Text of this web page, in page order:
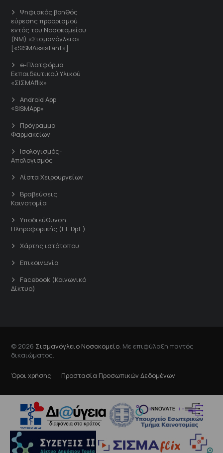
Ψηφιακός βοηθός
εύρεσης προορισμού
εντός του Νοσοκομείου
(ΝΜ) «Σισμανόγλειο»
[«SISMAssistant»]
e-Πλατφόρμα
Εκπαιδευτικού Υλικού
«ΣΙΣΜΑflix»
Android App
«SISMApp»
Πρόγραμμα
Φαρμακείων
Ισολογισμός-
Απολογισμός
Λίστα Χειρουργείων
Βραβεύσεις
Καινοτομία
Υποδιεύθυνση
Πληροφορικής (I.T. Dpt.)
Χάρτης ιστότοπου
Επικοινωνία
Facebook (Κοινωνικό
Δίκτυο)
© 2026 Σισμανόγλειο Νοσοκομείο . Με επιφύλαξη παντός
δικαιώματος.
Όροι χρήσης Προστασία Προσωπικών Δεδομένων